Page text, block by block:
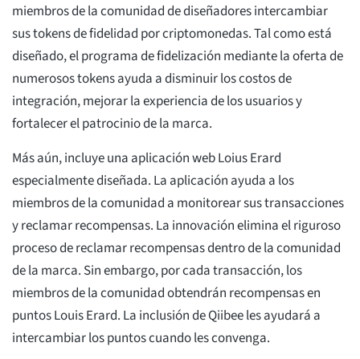
miembros de la comunidad de diseñadores intercambiar
sus tokens de fidelidad por criptomonedas. Tal como está
diseñado, el programa de fidelización mediante la oferta de
numerosos tokens ayuda a disminuir los costos de
integración, mejorar la experiencia de los usuarios y
fortalecer el patrocinio de la marca.
Más aún, incluye una aplicación web Loius Erard
especialmente diseñada. La aplicación ayuda a los
miembros de la comunidad a monitorear sus transacciones
y reclamar recompensas. La innovación elimina el riguroso
proceso de reclamar recompensas dentro de la comunidad
de la marca. Sin embargo, por cada transacción, los
miembros de la comunidad obtendrán recompensas en
puntos Louis Erard. La inclusión de Qiibee les ayudará a
intercambiar los puntos cuando les convenga.